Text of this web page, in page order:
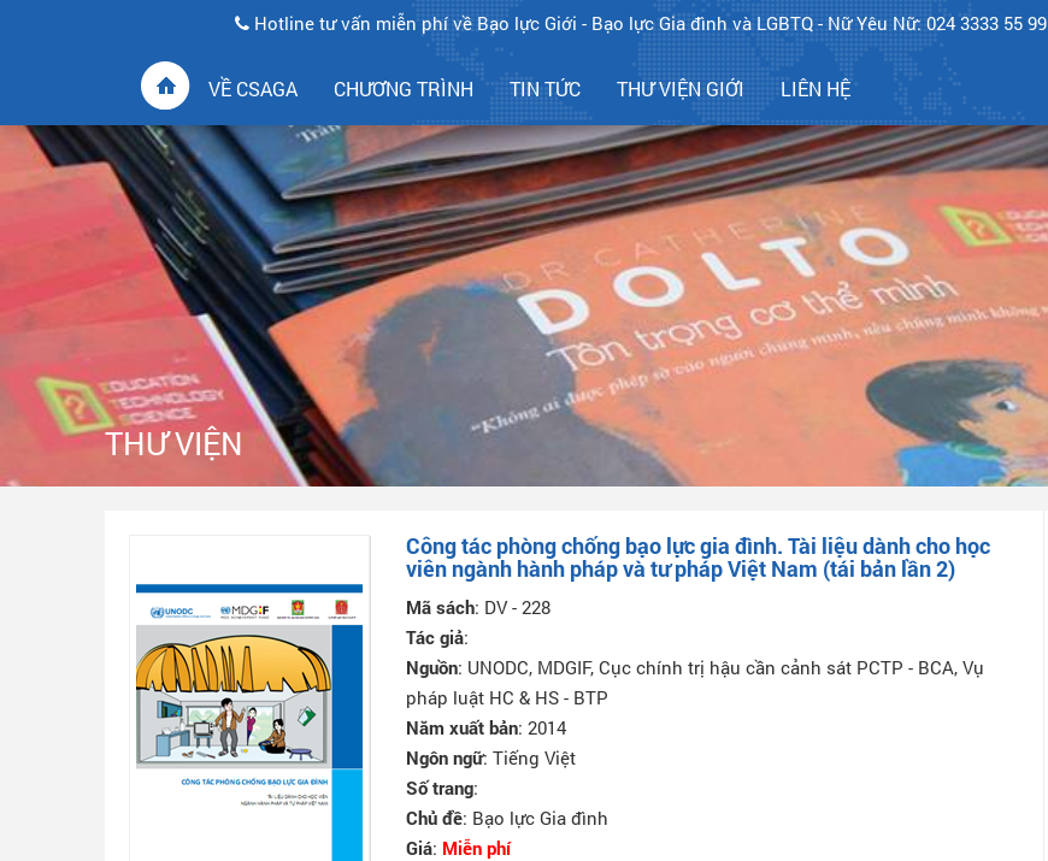
Hotline tư vấn miễn phí về Bạo lực Giới - Bạo lực Gia đình và LGBTQ - Nữ Yêu Nữ: 024 3333 55 99
VỀ CSAGA CHƯƠNG TRÌNH TIN TỨC THƯ VIỆN GIỚI LIÊN HỆ
THƯ VIỆN
Công tác phòng chống bạo lực gia đình. Tài liệu dành cho học
viên ngành hành pháp và tư pháp Việt Nam (tái bản lần 2)
Mã sách: DV - 228
Tác giả:
Nguồn: UNODC, MDGIF, Cục chính trị hậu cần cảnh sát PCTP - BCA, Vụ
pháp luật HC & HS - BTP
Năm xuất bản: 2014
Ngôn ngữ: Tiếng Việt
Số trang:
Chủ đề: Bạo lực Gia đình
Giá: Miễn phí